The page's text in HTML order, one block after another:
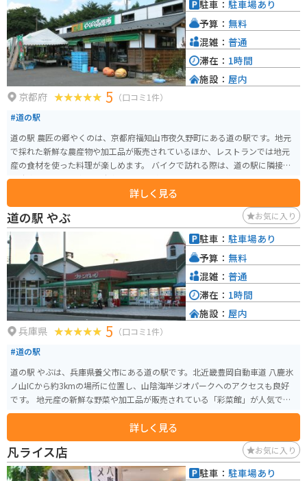
京都府 5 （口コミ1件）
#道の駅
道の駅 農匠の郷やくのは、京都府福知山市夜久野町にある道の駅です。地元
で採れた新鮮な農産物や加工品が販売されているほか、レストランでは地元
産の食材を使った料理が楽しめます。 バイクで訪れる際は、道の駅に隣接す
る駐車場にバイク専用の駐車スペースがあります。また、道の駅周辺には、
夜久野高原や福知山城など、観光スポットも点在しています。 農匠の郷やく
のがある夜久野町は、豊かな自然に囲まれた地域です。特産品としては、夜
久野そば、黒豆、山の芋などが知られています。道の駅では、これらの特産
品を使ったお土産も販売されています。
詳しく見る
駐車： 駐車場あり
予算： 無料
混雑： 普通
滞在： 1時間
施設： 屋内
道の駅 やぶ お気に入り
兵庫県 5 （口コミ1件）
#道の駅
道の駅 やぶは、兵庫県養父市にある道の駅です。北近畿豊岡自動車道 八鹿氷
ノ山ICから約3kmの場所に位置し、山陰海岸ジオパークへのアクセスも良好
です。 地元産の新鮮な野菜や加工品が販売されている「彩菜館」が人気で、
レストランでは但馬牛や猪肉などの地元グルメも楽しめます。お土産には、
名産の「やぶそば」や「朝採れ卵」がおすすめです。 ツーリングで訪れる場
合、道の駅 やぶは休憩場所として最適です。駐車場も広く、バイクラックも
完備されています。周辺には、氷ノ山や瀞川平など、自然豊かな観光スポット
も点在しており、ツーリングの拠点としてもおすすめです。
詳しく見る
駐車： 駐車場あり
予算： 無料
混雑： 普通
滞在： 1時間
施設： 屋内
凡ライス店 お気に入り
駐車： 駐車場あり